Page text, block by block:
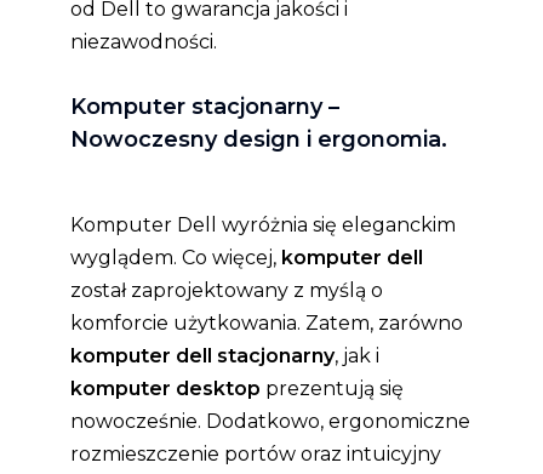
od Dell to gwarancja jakości i
niezawodności.
Komputer stacjonarny –
Nowoczesny design i ergonomia.
Komputer Dell wyróżnia się eleganckim
wyglądem. Co więcej, komputer dell
został zaprojektowany z myślą o
komforcie użytkowania. Zatem, zarówno
komputer dell stacjonarny, jak i
komputer desktop prezentują się
nowocześnie. Dodatkowo, ergonomiczne
rozmieszczenie portów oraz intuicyjny